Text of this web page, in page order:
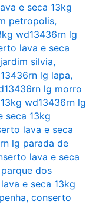
e seca 13kg
petropolis,
wd13436rn lg
lava e seca
silvia,
lg lapa,
lg morro
wd13436rn lg
seca 13kg
lava e seca
lg parada de
lava e seca
dos
e seca 13kg
, conserto